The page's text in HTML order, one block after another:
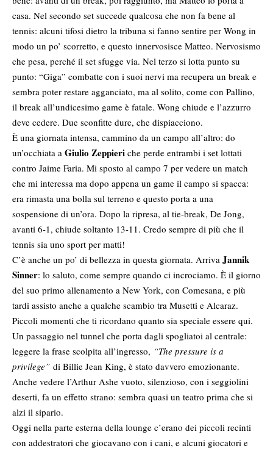
casa. Nel secondo set succede qualcosa che non fa bene al
tennis: alcuni tifosi dietro la tribuna si fanno sentire per Wong in
modo un po’ scorretto, e questo innervosisce Matteo. Nervosismo
che pesa, perché il set sfugge via. Nel terzo si lotta punto su
punto: “Giga” combatte con i suoi nervi ma recupera un break e
sembra poter restare agganciato, ma al solito, come con Pallino,
il break all’undicesimo game è fatale. Wong chiude e l’azzurro
deve cedere. Due sconfitte dure, che dispiacciono.
È una giornata intensa, cammino da un campo all’altro: do
un’occhiata a Giulio Zeppieri che perde entrambi i set lottati
contro Jaime Faria. Mi sposto al campo 7 per vedere un match
che mi interessa ma dopo appena un game il campo si spacca:
era rimasta una bolla sul terreno e questo porta a una
sospensione di un’ora. Dopo la ripresa, al tie-break, De Jong,
avanti 6-1, chiude soltanto 13-11. Credo sempre di più che il
tennis sia uno sport per matti!
C’è anche un po’ di bellezza in questa giornata. Arriva Jannik
Sinner: lo saluto, come sempre quando ci incrociamo. È il giorno
del suo primo allenamento a New York, con Comesana, e più
tardi assisto anche a qualche scambio tra Musetti e Alcaraz.
Piccoli momenti che ti ricordano quanto sia speciale essere qui.
Un passaggio nel tunnel che porta dagli spogliatoi al centrale:
leggere la frase scolpita all’ingresso, “The pressure is a
privilege” di Billie Jean King, è stato davvero emozionante.
Anche vedere l’Arthur Ashe vuoto, silenzioso, con i seggiolini
deserti, fa un effetto strano: sembra quasi un teatro prima che si
alzi il sipario.
Oggi nella parte esterna della lounge c’erano dei piccoli recinti
con addestratori che giocavano con i cani, e alcuni giocatori e